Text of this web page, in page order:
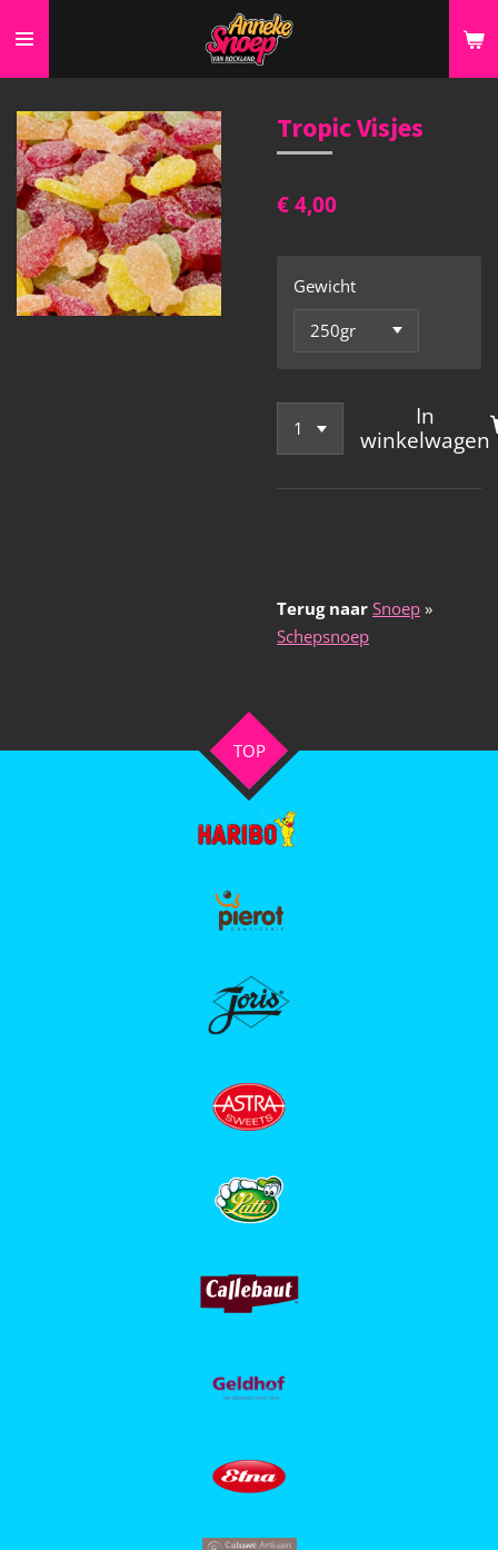
direct
naar
de
hoofdinhoud
Tropic Visjes
€ 4,00
Gewicht
In
winkelwagen
Terug naar Snoep »
Schepsnoep
TOP